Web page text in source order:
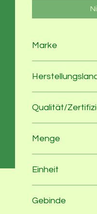
Marke
Qualität/
Menge
Einheit
Gebinde